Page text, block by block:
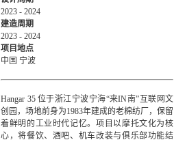
2023 - 2024
建造周期
2023 - 2024
项目地点
中国 宁波
Hangar 35 位于浙江宁波宁海“来IN南”互联网文
创园，场地前身为1983年建成的老棉纺厂，保留
着鲜明的工业时代记忆。项目以摩托文化为核
心，将餐饮、酒吧、机车改装与俱乐部功能结